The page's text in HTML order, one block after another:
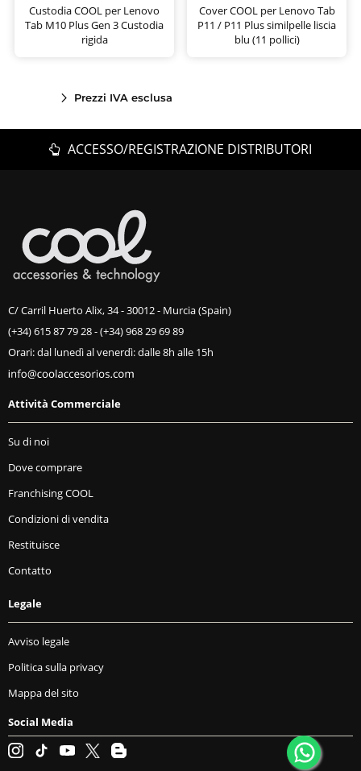
Custodia COOL per Lenovo
Tab M10 Plus Gen 3 Custodia
rigida
Cover COOL per Lenovo Tab
P11 / P11 Plus similpelle liscia
blu (11 pollici)
Prezzi IVA esclusa
ACCESSO/REGISTRAZIONE DISTRIBUTORI
C/ Carril Huerto Alix, 34 - 30012 - Murcia (Spain)
(+34) 615 87 79 28-(+34) 968 29 69 89
Orari: dal lunedì al venerdì: dalle 8h alle 15h
Attività Commerciale
Su di noi
Dove comprare
Franchising COOL
Condizioni di vendita
Restituisce
Contatto
Legale
Avviso legale
Politica sulla privacy
Mappa del sito
Social Media